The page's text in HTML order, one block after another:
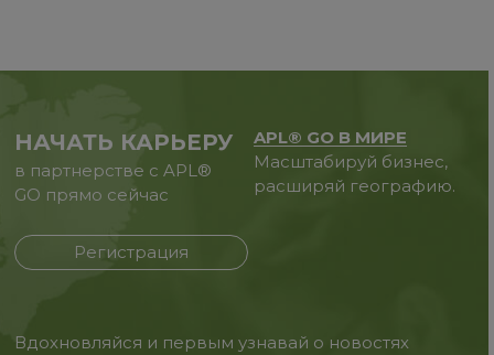
НАЧАТЬ КАРЬЕРУ
в партнерстве с APL®
GO прямо сейчас
Регистрация
APL® GO В МИРЕ
Масштабируй бизнес,
расширяй географию.
Вдохновляйся и первым узнавай о новостях